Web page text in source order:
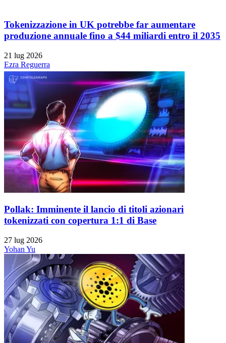
Tokenizzazione in UK potrebbe far aumentare
produzione annuale fino a $44 miliardi entro il 2035
21 lug 2026
Ezra Reguerra
Pollak: Imminente il lancio di titoli azionari
tokenizzati con copertura 1:1 di Base
27 lug 2026
Yohan Yu